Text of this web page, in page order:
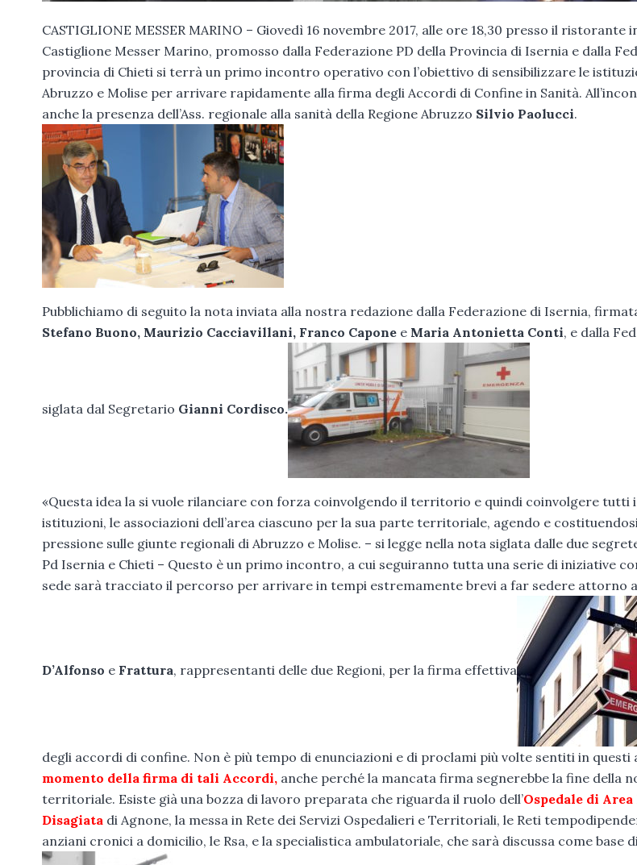
CASTIGLIONE MESSER MARINO – Giovedì 16 novembre 2017, alle ore 18,30 presso il ristorante
Castiglione Messer Marino, promosso dalla Federazione PD della Provincia di Isernia e dalla
provincia di Chieti si terrà un primo incontro operativo con l’obiettivo di sensibilizzare le
Abruzzo e Molise per arrivare rapidamente alla firma degli Accordi di Confine in Sanità.
anche la presenza dell’Ass. regionale alla sanità della Regione Abruzzo Silvio Paolucci.
Pubblichiamo di seguito la nota inviata alla nostra redazione dalla Federazione di Isernia,
Stefano Buono, Maurizio Cacciavillani, Franco Capone e Maria Antonietta Conti, e dalla
siglata dal Segretario Gianni Cordisco.
«Questa idea la si vuole rilanciare con forza coinvolgendo il territorio e quindi coinvolgere tutti
istituzioni, le associazioni dell’area ciascuno per la sua parte territoriale, agendo e
pressione sulle giunte regionali di Abruzzo e Molise. – si legge nella nota siglata dalle due
Pd Isernia e Chieti – Questo è un primo incontro, a cui seguiranno tutta una serie di iniziative
sede sarà tracciato il percorso per arrivare in tempi estremamente brevi a far sedere attorno
D’Alfonso e Frattura, rappresentanti delle due Regioni, per la firma effettiva
degli accordi di confine. Non è più tempo di enunciazioni e di proclami più volte sentiti in questi
momento della firma di tali Accordi, anche perché la mancata firma segnerebbe la fine della
territoriale. Esiste già una bozza di lavoro preparata che riguarda il ruolo dell’Ospedale di
Disagiata di Agnone, la messa in Rete dei Servizi Ospedalieri e Territoriali, le Reti
anziani cronici a domicilio, le Rsa, e la specialistica ambulatoriale, che sarà discussa come base